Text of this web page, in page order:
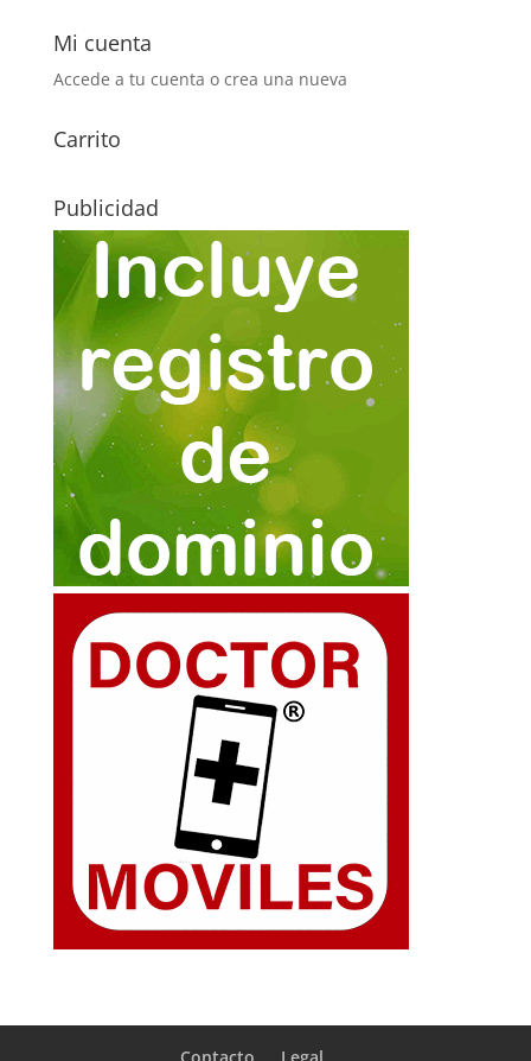
Mi cuenta
Accede a tu cuenta o crea una nueva
Carrito
Publicidad